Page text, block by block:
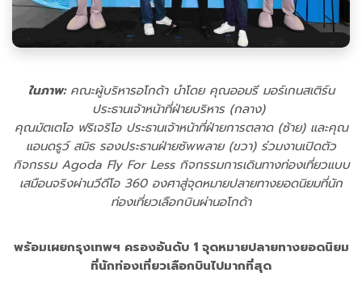
ในภาพ:คณะผู้บริหารอโกด้า นำโดย คุณออมรี มอร์เกนสเติร์น
ประธานเจ้าหน้าที่ฝ่ายบริหาร (กลาง)
คุณมัตเตโอ ฟริเจริโอ ประธานเจ้าหน้าที่ฝ่ายการตลาด (ซ้าย) และคุณ
แอนดรูว์ สมิธ รองประธานฝ่ายซัพพลาย (ขวา) ร่วมงานเปิดตัว
กิจกรรม Agoda Fly For Less กิจกรรมการเดินทางท่องเที่ยวแบบ
เสมือนจริงผ่านวีดีโอ 360 องศาสู่จุดหมายปลายทางยอดนิยมที่นัก
ท่องเที่ยวเลือกบินผ่านอโกด้า
พร้อมเผยกรุงเทพฯ ครองอันดับ 1 จุดหมายปลายทางยอดนิยม
ที่นักท่องเที่ยวเลือกบินไปมากที่สุด